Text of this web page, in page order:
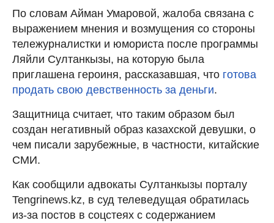
По словам Айман Умаровой, жалоба связана с
выражением мнения и возмущения со стороны
тележурналистки и юмориста после программы
Ляйли Султанкызы, на которую была
приглашена героиня, рассказавшая, что готова
продать свою девственность за деньги.
Защитница считает, что таким образом был
создан негативный образ казахской девушки, о
чем писали зарубежные, в частности, китайские
СМИ.
Как сообщили адвокаты Султанкызы порталу
Tengrinews.kz, в суд телеведущая обратилась
из-за постов в соцстеях с содержанием